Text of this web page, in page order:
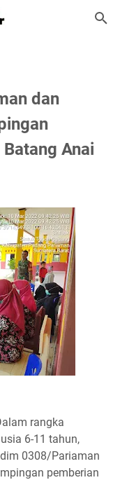
dan
Anai
rangka
6-11 tahun,
0308/Pariaman
pemberian